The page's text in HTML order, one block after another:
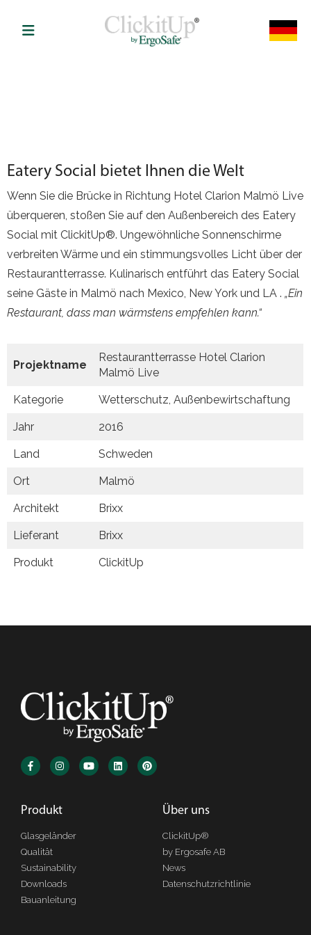
Eatery Social bietet Ihnen die Welt
Wenn Sie die Brücke in Richtung Hotel Clarion Malmö Live
überqueren, stoßen Sie auf den Außenbereich des Eatery
Social mit ClickitUp®. Ungewöhnliche Sonnenschirme
verbreiten Wärme und ein stimmungsvolles Licht über der
Restaurantterrasse. Kulinarisch entführt das Eatery Social
seine Gäste in Malmö nach Mexico, New York und LA . „Ein
Restaurant, dass man wärmstens empfehlen kann.“
Projektname
Restaurantterrasse Hotel Clarion
Malmö Live
Kategorie Wetterschutz, Außenbewirtschaftung
Jahr 2016
Land Schweden
Ort Malmö
Architekt Brixx
Lieferant Brixx
Produkt ClickitUp
Produkt
Glasgeländer
Qualität
Sustainability
Downloads
Bauanleitung
Über uns
ClickitUp®
by Ergosafe AB
News
Datenschutzrichtlinie